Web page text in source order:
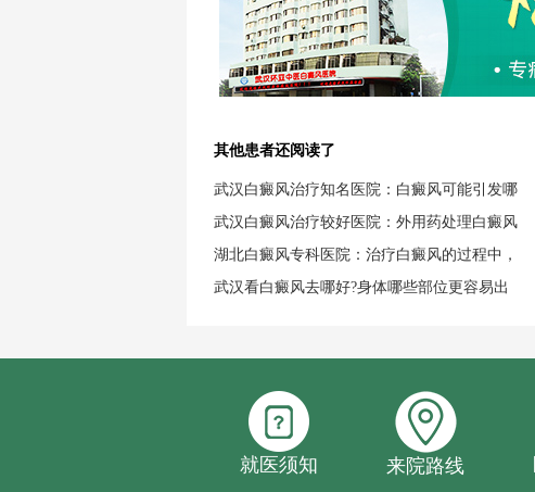
其他患者还阅读了
武汉白癜风治疗知名医院：白癜风可能引发哪
武汉白癜风治疗较好医院：外用药处理白癜风
湖北白癜风专科医院：治疗白癜风的过程中，
武汉看白癜风去哪好?身体哪些部位更容易出
就医须知 来院路线